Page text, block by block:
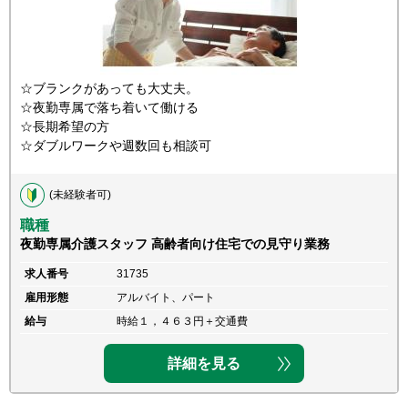
☆ブランクがあっても大丈夫。
☆夜勤専属で落ち着いて働ける
☆長期希望の方
☆ダブルワークや週数回も相談可
(未経験者可)
職種
夜勤専属介護スタッフ 高齢者向け住宅での見守り業務
求人番号
31735
雇用形態
アルバイト、パート
給与
時給１，４６３円＋交通費
詳細を見る